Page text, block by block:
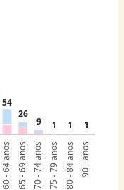
54
26
9 1 1 1
60 - 64 anos 65 - 69 anos70 - 74 anos 75 - 79 anos 80 - 84 anos 90+ anos